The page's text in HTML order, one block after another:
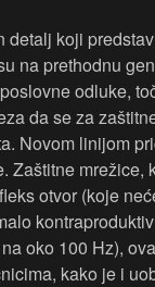
detalj koji
na prethodnu
odluke,
da se za
Novom linijom
Zaštitne mrežice,
otvor (koje
oko 100 Hz),
kako je i